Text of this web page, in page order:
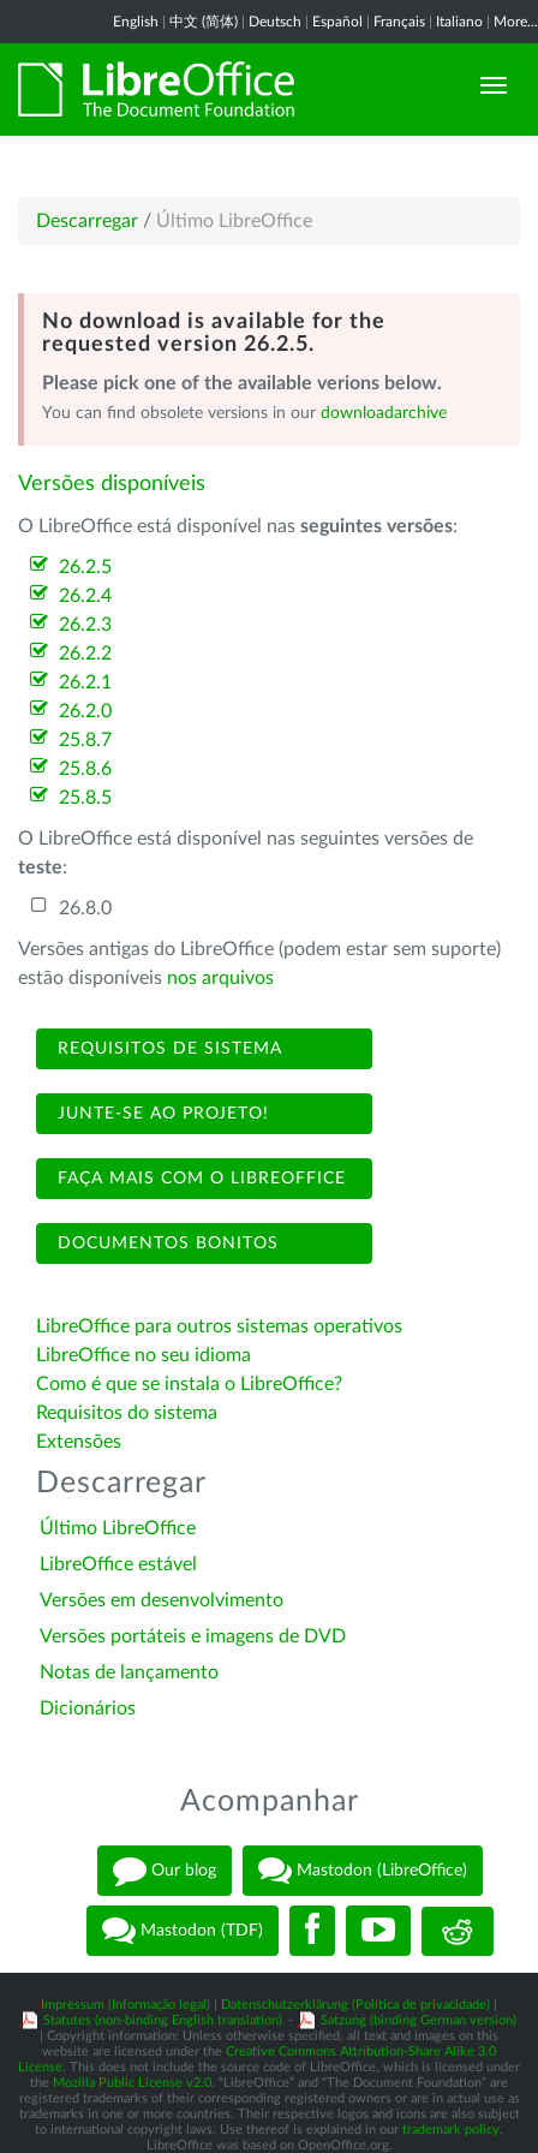
English 中文 (简体) Deutsch Español Français Italiano More...
Descarregar / Último LibreOffice
No download is available for the
requested version 26.2.5.
Please pick one of the available verions below.
You can find obsolete versions in our downloadarchive
Versões disponíveis
O LibreOffice está disponível nas seguintes versões:
26.2.5
26.2.4
26.2.3
26.2.2
26.2.1
26.2.0
25.8.7
25.8.6
25.8.5
O LibreOffice está disponível nas seguintes versões de
teste:
26.8.0
Versões antigas do LibreOffice (podem estar sem suporte)
estão disponíveis nos arquivos
REQUISITOS DE SISTEMA
JUNTE-SE AO PROJETO!
FAÇA MAIS COM O LIBREOFFICE
DOCUMENTOS BONITOS
LibreOffice para outros sistemas operativos
LibreOffice no seu idioma
Como é que se instala o LibreOffice?
Requisitos do sistema
Extensões
Descarregar
Último LibreOffice
LibreOffice estável
Versões em desenvolvimento
Versões portáteis e imagens de DVD
Notas de lançamento
Dicionários
Acompanhar
Our blog Mastodon (LibreOffice)
Mastodon (TDF)
Impressum (Informação legal) Datenschutzerklärung (Política de privacidade)
Statutes (non-binding English translation) -
Satzung (binding German version)
| Copyright information: Unless otherwise specified, all text and images on this
website are licensed under the Creative Commons Attribution-Share Alike 3.0
License . This does not include the source code of LibreOffice, which is licensed under
the Mozilla Public License v2.0 . “LibreOffice” and “The Document Foundation” are
registered trademarks of their corresponding registered owners or are in actual use as
trademarks in one or more countries. Their respective logos and icons are also subject
to international copyright laws. Use thereof is explained in our trademark policy
LibreOffice was based on OpenOffice.org.